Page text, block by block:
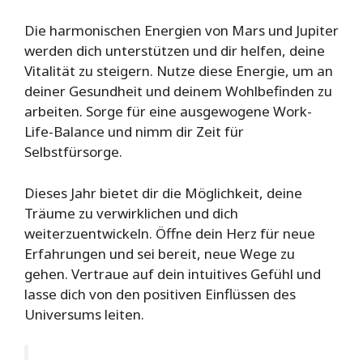
Die harmonischen Energien von Mars und Jupiter
werden dich unterstützen und dir helfen, deine
Vitalität zu steigern. Nutze diese Energie, um an
deiner Gesundheit und deinem Wohlbefinden zu
arbeiten. Sorge für eine ausgewogene Work-
Life-Balance und nimm dir Zeit für
Selbstfürsorge.
Dieses Jahr bietet dir die Möglichkeit, deine
Träume zu verwirklichen und dich
weiterzuentwickeln. Öffne dein Herz für neue
Erfahrungen und sei bereit, neue Wege zu
gehen. Vertraue auf dein intuitives Gefühl und
lasse dich von den positiven Einflüssen des
Universums leiten.